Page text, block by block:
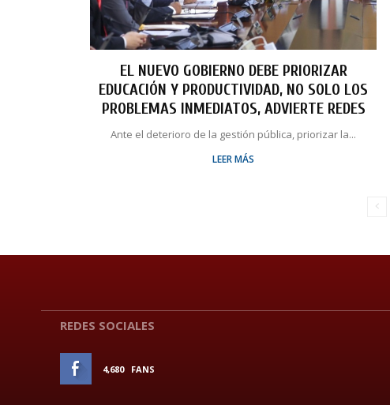
EL NUEVO GOBIERNO DEBE PRIORIZAR
EDUCACIÓN Y PRODUCTIVIDAD, NO SOLO LOS
PROBLEMAS INMEDIATOS, ADVIERTE REDES
Ante el deterioro de la gestión pública, priorizar la...
LEER MÁS
REDES SOCIALES
4,680 FANS